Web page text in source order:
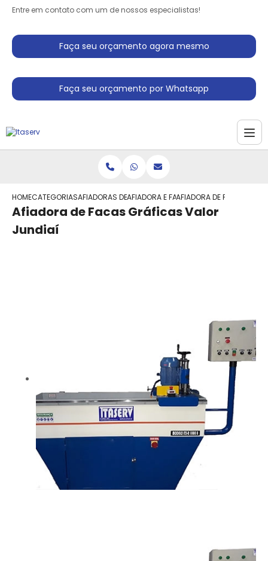
Entre em contato com um de nossos especialistas!
Faça seu orçamento agora mesmo
Faça seu orçamento por Whatsapp
HOMECATEGORIASAFIADORAS DE FACASAFIADORA E FACASAFIADORA DE FACAS
Afiadora de Facas Gráficas Valor
Jundiaí